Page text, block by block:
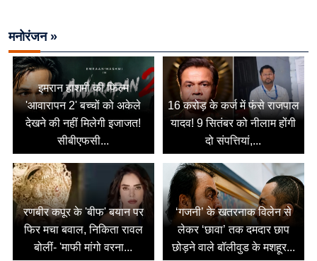
मनोरंजन »
इमरान हाशमी की फिल्म
'आवारापन 2' बच्चों को अकेले
देखने की नहीं मिलेगी इजाजत!
सीबीएफसी...
16 करोड़ के कर्ज में फंसे राजपाल
यादव! 9 सितंबर को नीलाम होंगी
दो संपत्तियां,...
रणबीर कपूर के 'बीफ' बयान पर
फिर मचा बवाल, निकिता रावल
बोलीं- 'माफी मांगो वरना...
‘गजनी’ के खतरनाक विलेन से
लेकर ‘छावा’ तक दमदार छाप
छोड़ने वाले बॉलीवुड के मशहूर...